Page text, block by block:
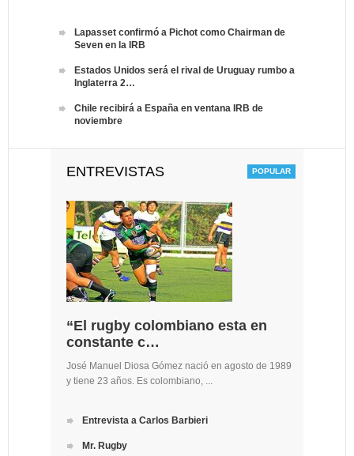
Lapasset confirmó a Pichot como Chairman de
Seven en la IRB
Estados Unidos será el rival de Uruguay rumbo a
Inglaterra 2…
Chile recibirá a España en ventana IRB de
noviembre
ENTREVISTAS
“El rugby colombiano esta en
constante c…
José Manuel Diosa Gómez nació en agosto de 1989
y tiene 23 años. Es colombiano, ...
Entrevista a Carlos Barbieri
Mr. Rugby